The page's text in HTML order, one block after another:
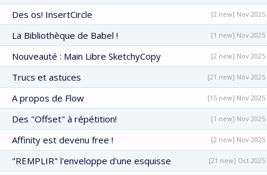
Des os! InsertCircle [2 new] Nov 2025
La Bibliothèque de Babel ! [1 new] Nov 2025
Nouveauté : Main Libre SketchyCopy [2 new] Nov 2025
Trucs et astuces [21 new] Nov 2025
A propos de Flow [15 new] Nov 2025
Des "Offset" à répétition! [1 new] Nov 2025
Affinity est devenu free ! [2 new] Nov 2025
"REMPLIR" l'enveloppe d'une esquisse [21 new] Oct 2025